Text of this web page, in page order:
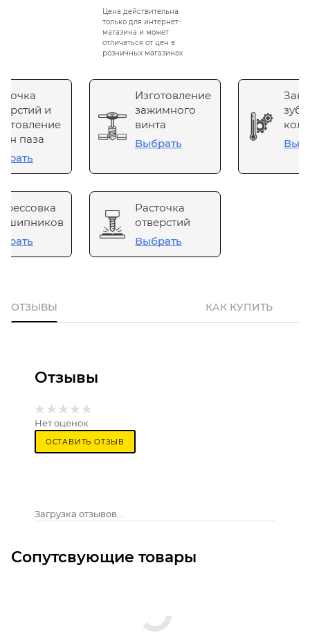
Цена действительна
только для интернет-
магазина и может
отличаться от цен в
розничных магазинах
и
паза
Изготовление
зажимного
винта
Выбрать
Расточка
отверстий
Выбрать
ОТЗЫВЫ КАК КУПИТЬ
Отзывы
Нет оценок
ОСТАВИТЬ ОТЗЫВ
Загрузка отзывов...
Сопутсвующие товары